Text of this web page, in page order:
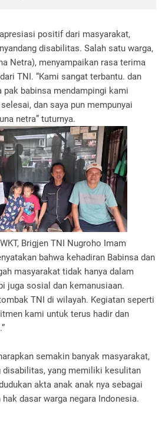
positif dari masyarakat,
disabilitas. Salah satu warga,
Netra), menyampaikan rasa terima
TNI. “Kami sangat terbantu. dan
pak babinsa mendampingi kami
dan saya pun mempunyai
netra” tuturnya.
Brigjen TNI Nugroho Imam
bahwa kehadiran Babinsa dan
masyarakat tidak hanya dalam
juga sosial dan kemanusiaan.
TNI di wilayah. Kegiatan seperti
kami untuk terus hadir dan
semakin banyak masyarakat,
disabilitas, yang memiliki kesulitan
akta anak anak nya sebagai
dasar warga negara Indonesia.